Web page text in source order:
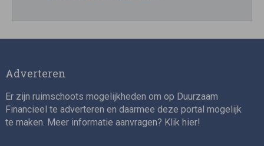
Adverteren
Er zijn ruimschoots mogelijkheden om op Duurzaam
Financieel te adverteren en daarmee deze portal mogelijk
te maken. Meer informatie aanvragen? Klik hier!